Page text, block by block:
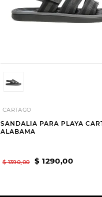
CARTAGO
SANDALIA PARA PLAYA
ALABAMA
$ 1390,00 $ 1290,00